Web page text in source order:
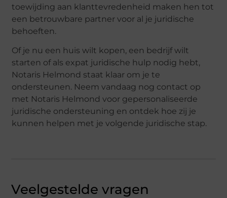
toewijding aan klanttevredenheid maken hen tot
een betrouwbare partner voor al je juridische
behoeften.
Of je nu een huis wilt kopen, een bedrijf wilt
starten of als expat juridische hulp nodig hebt,
Notaris Helmond staat klaar om je te
ondersteunen. Neem vandaag nog contact op
met Notaris Helmond voor gepersonaliseerde
juridische ondersteuning en ontdek hoe zij je
kunnen helpen met je volgende juridische stap.
Veelgestelde vragen